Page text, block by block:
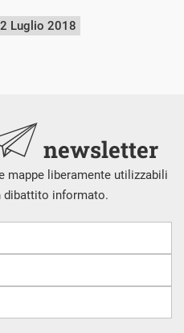
Luglio 2018
newsletter
mappe liberamente utilizzabili
dibattito informato.